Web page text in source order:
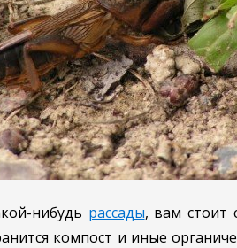
нибудь рассады, вам стоит
компост и иные